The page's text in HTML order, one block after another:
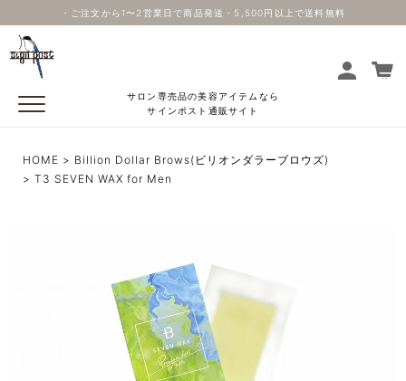
・ご注文から1〜2営業日で商品発送・5,500円以上で送料無料
サロン専売品の美容アイテムなら
サインポスト通販サイト
HOME
Billion Dollar Brows(ビリオンダラーブロウズ)
T3 SEVEN WAX for Men